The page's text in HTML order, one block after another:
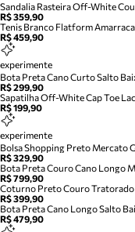
Sandalia Rasteira Off-White
R$ 359,90
Tenis Branco Flatform
R$ 459,90
experimente
Bota Preta Cano Curto Salto
R$ 299,90
Sapatilha Off-White Cap Toe
R$ 199,90
experimente
Bolsa Shopping Preto Mercato
R$ 329,90
Bota Preta Couro Cano Longo
R$ 799,90
Coturno Preto Couro Tratorado
R$ 399,90
Bota Preta Cano Longo Salto
R$ 479,90